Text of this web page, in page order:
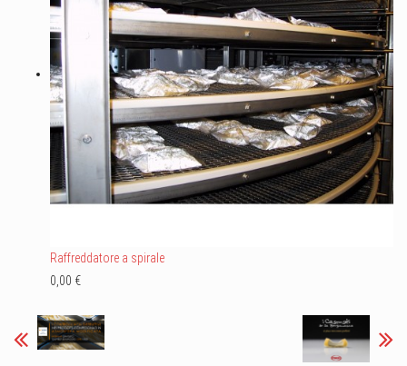
Raffreddatore a spirale
0,00 €